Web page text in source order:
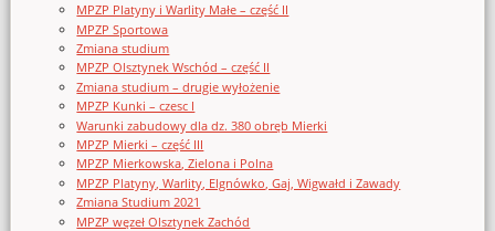
MPZP Platyny i Warlity Małe – część II
MPZP Sportowa
Zmiana studium
MPZP Olsztynek Wschód – część II
Zmiana studium – drugie wyłożenie
MPZP Kunki – czesc I
Warunki zabudowy dla dz. 380 obręb Mierki
MPZP Mierki – część III
MPZP Mierkowska, Zielona i Polna
MPZP Platyny, Warlity, Elgnówko, Gaj, Wigwałd i Zawady
Zmiana Studium 2021
MPZP węzeł Olsztynek Zachód